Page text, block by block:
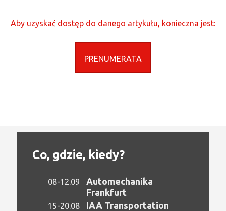
Aby uzyskać dostęp do danego artykułu, konieczna jest:
PRENUMERATA
Co, gdzie, kiedy?
08-12.09
Automechanika
Frankfurt
15-20.08 IAA Transportation